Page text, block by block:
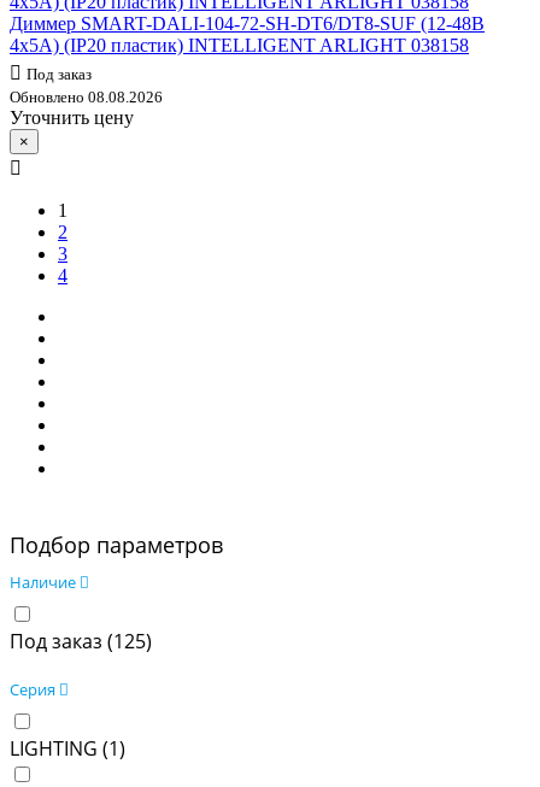
Диммер SMART-DALI-104-72-SH-DT6/DT8-SUF (12-48В
4х5А) (IP20 пластик) INTELLIGENT ARLIGHT 038158
Под заказ
Обновлено 08.08.2026
Уточнить цену
×
1
2
3
4
Подбор параметров
Наличие
Под заказ (125)
Серия
LIGHTING (1)